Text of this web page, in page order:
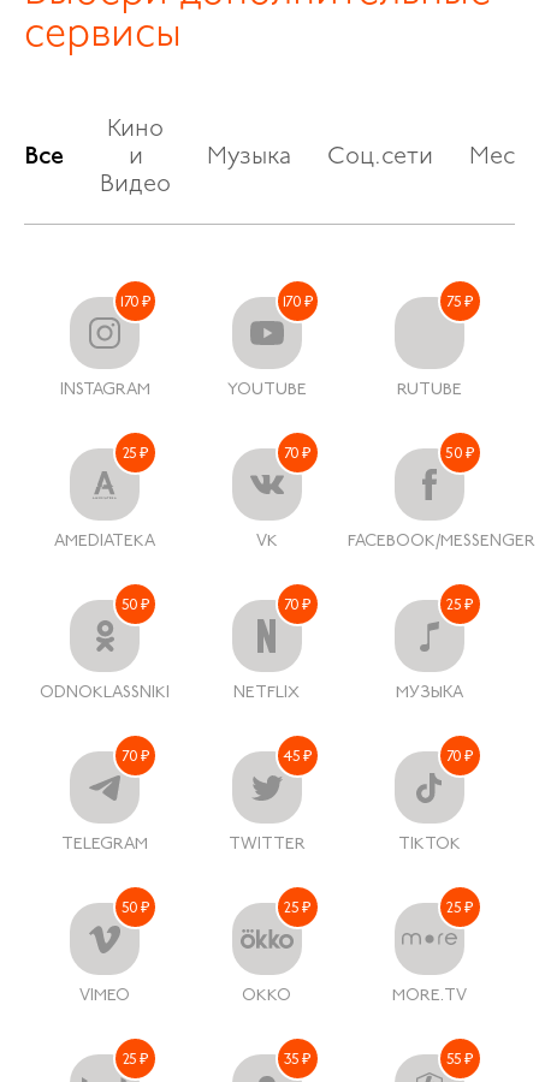
сервисы
Все
Кино
и
Видео
Музыка Соц.сети
170 ₽
INSTAGRAM
170 ₽
YOUTUBE
75 ₽
RUTUBE
25 ₽
AMEDIATEKA
70 ₽
VK
50 ₽
FACEBOOK/MESSENGER
50 ₽
ODNOKLASSNIKI
70 ₽
NETFLIX
25 ₽
МУЗЫКА
70 ₽
TELEGRAM
45 ₽
TWITTER
70 ₽
TIKTOK
50 ₽
VIMEO
25 ₽
OKKO
25 ₽
MORE.TV
25 ₽ 35 ₽ 55 ₽